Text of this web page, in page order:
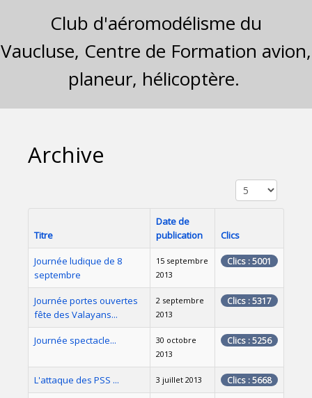
Club d'aéromodélisme du
Vaucluse, Centre de Formation avion,
planeur, hélicoptère.
Archive
Affichage #
Titre
Date de
publication
Clics
Journée ludique de 8
septembre
15 septembre
2013
Clics : 5001
Journée portes ouvertes
fête des Valayans...
2 septembre
2013
Clics : 5317
Journée spectacle...
30 octobre
2013
Clics : 5256
L'attaque des PSS ... 3 juillet 2013 Clics : 5668